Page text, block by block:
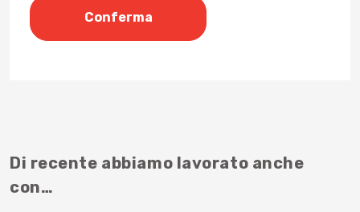
Di recente abbiamo lavorato anche
con…